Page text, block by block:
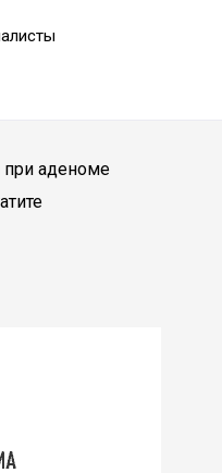
при аденоме